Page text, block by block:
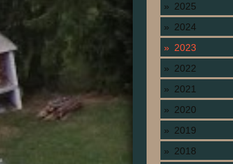
2025
2024
2023
2022
2021
2020
2019
2018